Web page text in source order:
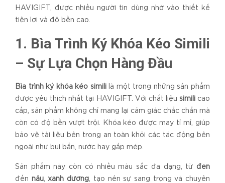
HAVIGIFT, được nhiều người tin dùng nhờ vào thiết kế
tiện lợi và độ bền cao.
1. Bìa Trình Ký Khóa Kéo Simili
– Sự Lựa Chọn Hàng Đầu
Bìa trình ký khóa kéo simililà một trong những sản phẩm
được yêu thích nhất tại HAVIGIFT. Với chất liệu similicao
cấp, sản phẩm không chỉ mang lại cảm giác chắc chắn mà
còn có độ bền vượt trội. Khóa kéo được may tỉ mỉ, giúp
bảo vệ tài liệu bên trong an toàn khỏi các tác động bên
ngoài như bụi bẩn, nước hay gấp mép.
Sản phẩm này còn có nhiều màu sắc đa dạng, từ đen
đến
nâu,xanh dương , tạo nên sự sang trọng và chuyên